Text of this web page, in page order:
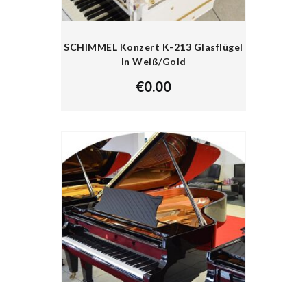
SCHIMMEL Konzert K-213 Glasflügel
In Weiß/Gold
€0.00